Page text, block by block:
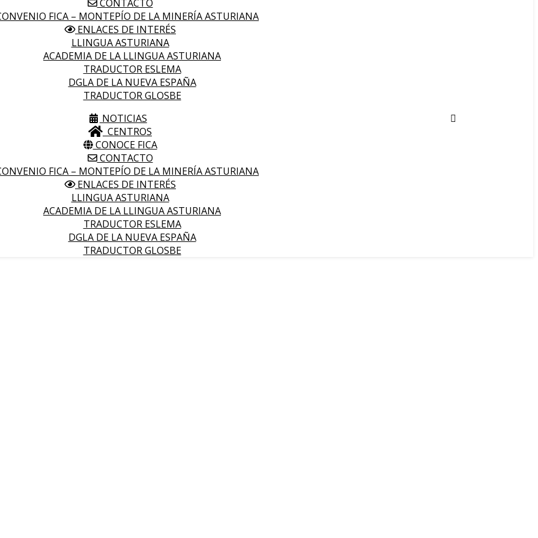
CONTACTO
FICA – MONTEPÍO DE LA MINERÍA ASTURIANA
ENLACES DE INTERÉS
LLINGUA ASTURIANA
ACADEMIA DE LA LLINGUA ASTURIANA
TRADUCTOR ESLEMA
DGLA DE LA NUEVA ESPAÑA
TRADUCTOR GLOSBE
NOTICIAS
CENTROS
CONOCE FICA
CONTACTO
FICA – MONTEPÍO DE LA MINERÍA ASTURIANA
ENLACES DE INTERÉS
LLINGUA ASTURIANA
ACADEMIA DE LA LLINGUA ASTURIANA
TRADUCTOR ESLEMA
DGLA DE LA NUEVA ESPAÑA
TRADUCTOR GLOSBE